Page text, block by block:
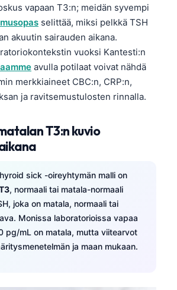
vapaan T3:n; meidän syvempi
selittää, miksi pelkkä TSH
akuutin sairauden aikana.
vuoksi Kantesti:n
avulla potilaat voivat nähdä
merkkiaineet CBC:n, CRP:n,
ja ravitsemustulosten rinnalla.
T3:n kuvio
sick -oireyhtymän malli on
, normaali tai matala-normaali
joka on matala, normaali tai
Monissa laboratorioissa vapaa
pg/mL on matala, mutta viitearvot
ja maan mukaan.